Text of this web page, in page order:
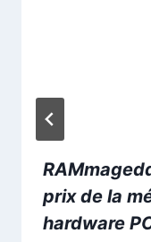
prix de la
hardware